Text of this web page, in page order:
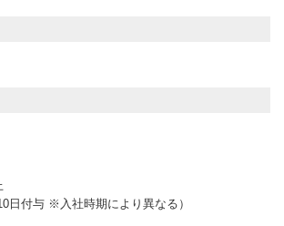
日付与 ※入社時期により異なる）